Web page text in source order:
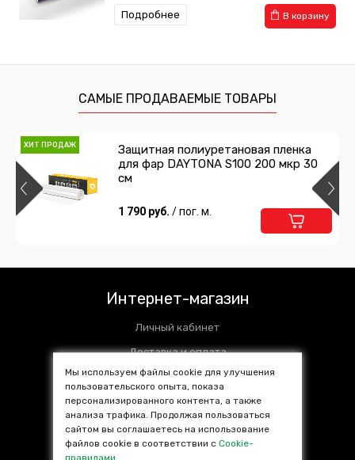
В корзину
Подробнее
САМЫЕ ПРОДАВАЕМЫЕ ТОВАРЫ
ХИТ ПРОДАЖ
Защитная полиуретановая пленка
для фар DAYTONA S100 200 мкр 30
см
1 790 руб. / пог. м.
Интернет-магазин
Личный кабинет
Доставка и оплата
Установочные центры
Контакты
SALE %
Популярные товары
Мы используем файлы cookie для улучшения
пользовательского опыта, показа
персонализированного контента, а также
анализа трафика. Продолжая пользоваться
сайтом вы соглашаетесь на использование
файлов cookie в соответствии сCookie-
правилами